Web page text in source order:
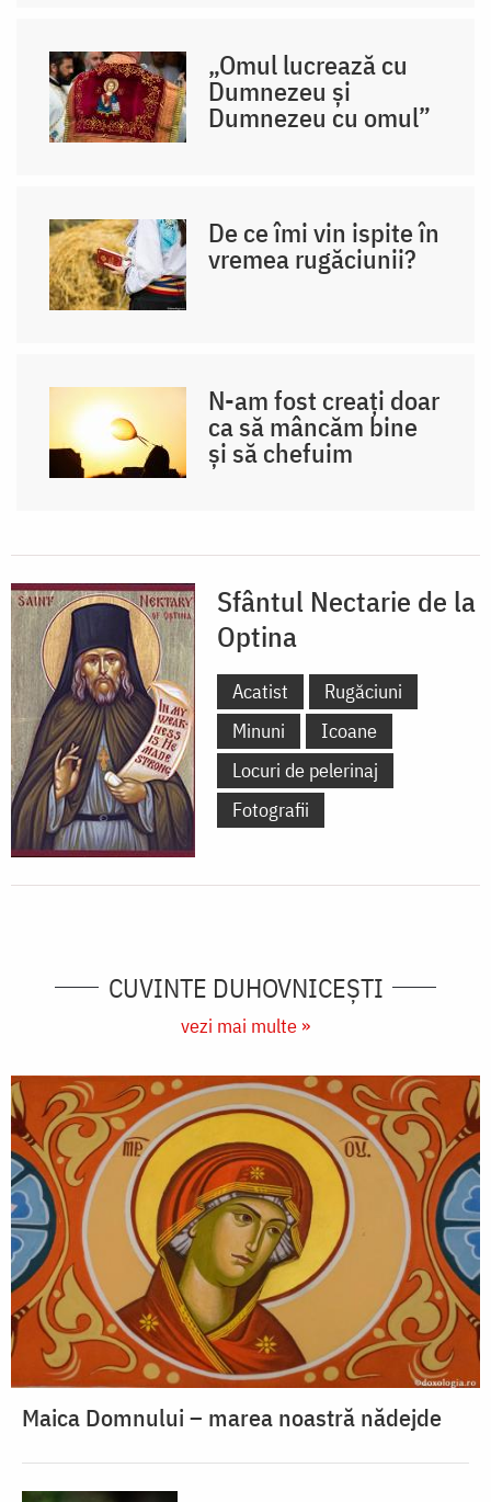
„Omul lucrează cu
Dumnezeu și
Dumnezeu cu omul”
De ce îmi vin ispite în
vremea rugăciunii?
N-am fost creați doar
ca să mâncăm bine
și să chefuim
Sfântul Nectarie de la
Optina
Acatist
Rugăciuni
Minuni
Icoane
Locuri de pelerinaj
Fotografii
CUVINTE DUHOVNICEȘTI
vezi mai multe »
Maica Domnului – marea noastră nădejde